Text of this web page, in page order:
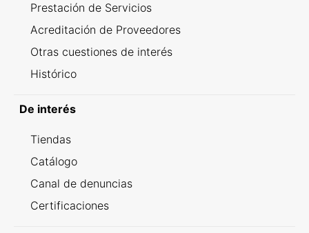
Prestación de Servicios
Acreditación de Proveedores
Otras cuestiones de interés
Histórico
De interés
Tiendas
Catálogo
Canal de denuncias
Certificaciones